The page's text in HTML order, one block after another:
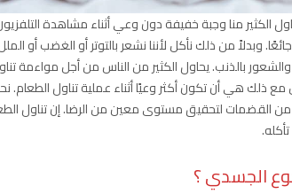
الكثير منا وجبة خفيفة دون وعي أثناء مشاهدة
وبدلاً من ذلك نأكل لأننا نشعر بالتوتر أو الغضب أو
بالذنب. يحاول الكثير من الناس من أجل مواءمة
ذلك هي أن تكون أكثر وعيًا أثناء عملية تناول الطعام.
من القضمات لتحقيق مستوى معين من الرضا. إن
الجسدي ؟